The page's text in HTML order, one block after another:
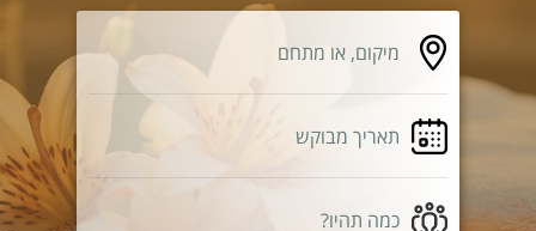
מיקום, או מתחם
תאריך מבוקש
כמה תהיו?